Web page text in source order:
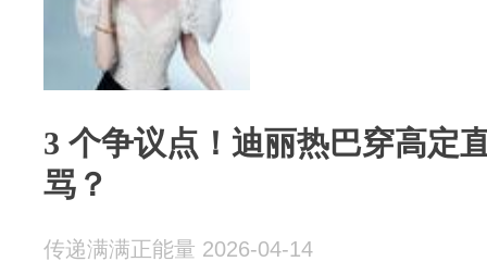
3 个争议点！迪丽热巴穿高定
骂？
传递满满正能量 2026-04-14